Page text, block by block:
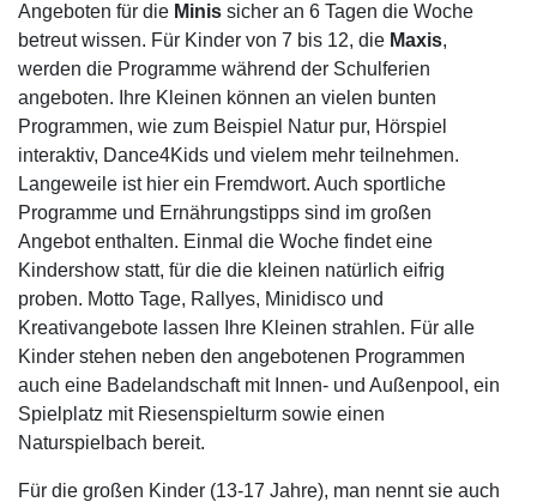
Angeboten für die Minis sicher an 6 Tagen die Woche
betreut wissen. Für Kinder von 7 bis 12, die Maxis,
werden die Programme während der Schulferien
angeboten. Ihre Kleinen können an vielen bunten
Programmen, wie zum Beispiel Natur pur, Hörspiel
interaktiv, Dance4Kids und vielem mehr teilnehmen.
Langeweile ist hier ein Fremdwort. Auch sportliche
Programme und Ernährungstipps sind im großen
Angebot enthalten. Einmal die Woche findet eine
Kindershow statt, für die die kleinen natürlich eifrig
proben. Motto Tage, Rallyes, Minidisco und
Kreativangebote lassen Ihre Kleinen strahlen. Für alle
Kinder stehen neben den angebotenen Programmen
auch eine Badelandschaft mit Innen- und Außenpool, ein
Spielplatz mit Riesenspielturm sowie einen
Naturspielbach bereit.
Für die großen Kinder (13-17 Jahre), man nennt sie auch